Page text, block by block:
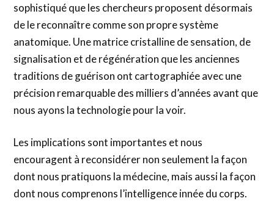
sophistiqué que les chercheurs proposent désormais
de le reconnaître comme son propre système
anatomique. Une matrice cristalline de sensation, de
signalisation et de régénération que les anciennes
traditions de guérison ont cartographiée avec une
précision remarquable des milliers d’années avant que
nous ayons la technologie pour la voir.
Les implications sont importantes et nous
encouragent à reconsidérer non seulement la façon
dont nous pratiquons la médecine, mais aussi la façon
dont nous comprenons l’intelligence innée du corps.